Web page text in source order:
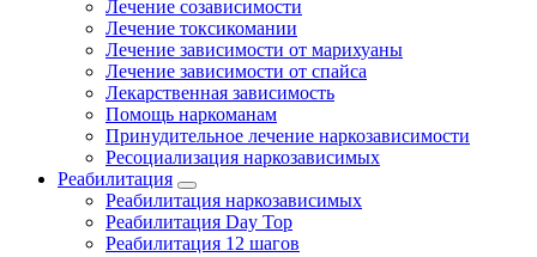
Лечение созависимости
Лечение токсикомании
Лечение зависимости от марихуаны
Лечение зависимости от спайса
Лекарственная зависимость
Помощь наркоманам
Принудительное лечение наркозависимости
Ресоциализация наркозависимых
Реабилитация
Реабилитация наркозависимых
Реабилитация Day Top
Реабилитация 12 шагов